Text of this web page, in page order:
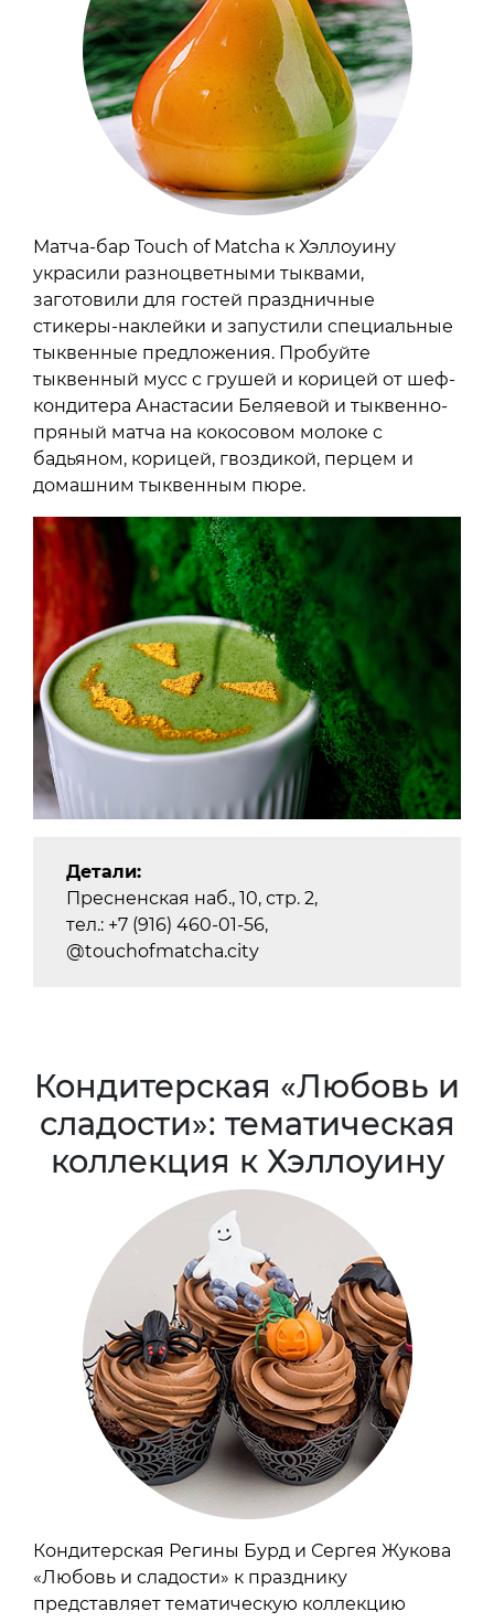
Матча-бар Touch of Matcha к Хэллоуину
украсили разноцветными тыквами,
заготовили для гостей праздничные
стикеры-наклейки и запустили специальные
тыквенные предложения. Пробуйте
тыквенный мусс с грушей и корицей от шеф-
кондитера Анастасии Беляевой и тыквенно-
пряный матча на кокосовом молоке с
бадьяном, корицей, гвоздикой, перцем и
домашним тыквенным пюре.
Детали:
Пресненская наб., 10, стр. 2,
тел.: +7 (916) 460-01-56,
@touchofmatcha.city
Кондитерская «Любовь и
сладости»: тематическая
коллекция к Хэллоуину
Кондитерская Регины Бурд и Сергея Жукова
«Любовь и сладости» к празднику
представляет тематическую коллекцию